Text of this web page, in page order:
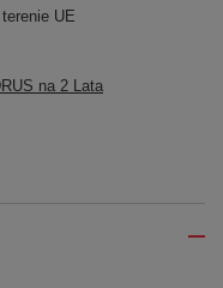
UE
na 2 Lata